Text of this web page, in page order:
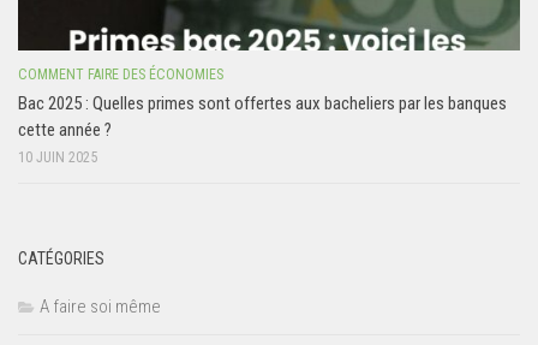
COMMENT FAIRE DES ÉCONOMIES
Bac 2025 : Quelles primes sont offertes aux bacheliers par les banques
cette année ?
10 JUIN 2025
CATÉGORIES
A faire soi même